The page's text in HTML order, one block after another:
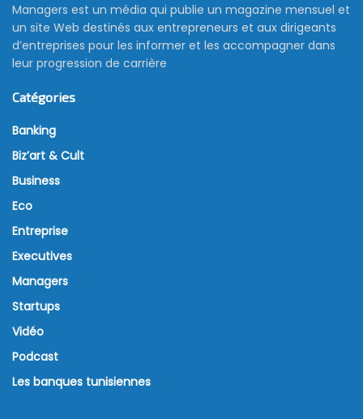
Managers est un média qui publie un magazine mensuel et
un site Web destinés aux entrepreneurs et aux dirigeants
d’entreprises pour les informer et les accompagner dans
leur progression de carrière
Catégories
Banking
Biz’art & Cult
Business
Eco
Entreprise
Executives
Managers
Startups
Vidéo
Podcast
Les banques tunisiennes